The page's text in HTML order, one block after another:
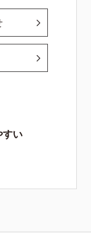
すい